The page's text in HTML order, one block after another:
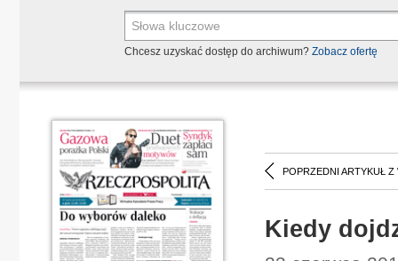
Chcesz uzyskać dostęp do archiwum? Zobacz ofertę
POPRZEDNI ARTYKUŁ Z
Kiedy